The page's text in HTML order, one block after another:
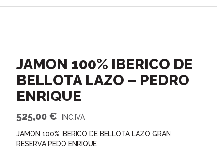
JAMON 100% IBERICO DE
BELLOTA LAZO – PEDRO
ENRIQUE
525,00 €
JAMON 100% IBERICO DE BELLOTA LAZO GRAN
RESERVA PEDO ENRIQUE